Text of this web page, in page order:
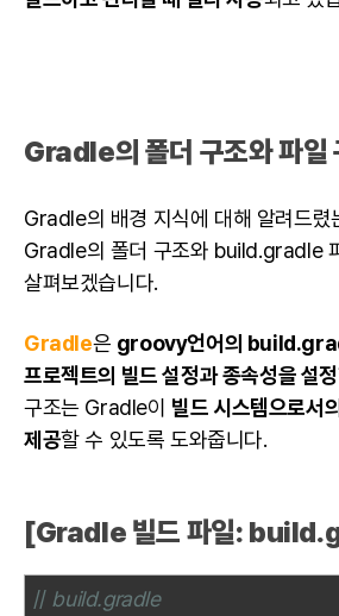
Gradle의 폴더 구조와 파일
Gradle의 배경 지식에 대해 알려드렸
Gradle의 폴더 구조와 build.gradle
살펴보겠습니다.
Gradle은 groovy언어의
프로젝트의 빌드 설정과 종속성을 설정
구조는 Gradle이 빌드 시스템으로서
제공할 수 있도록 도와줍니다.
[Gradle 빌드 파일:
//build.gradle